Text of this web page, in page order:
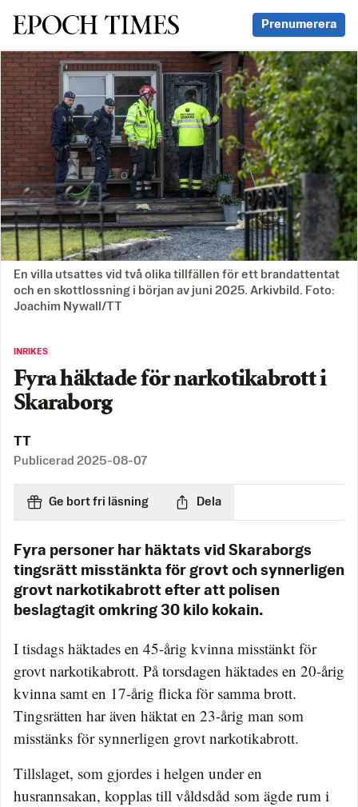
Svenska Epoch Times Prenumerera
En villa utsattes vid två olika tillfällen för ett brandattentat
och en skottlossning i början av juni 2025. Arkivbild. Foto:
Joachim Nywall/TT
INRIKES
Fyra häktade för narkotikabrott i
Skaraborg
TT
Publicerad 2025-08-07
Ge bort fri läsning Dela
Fyra personer har häktats vid Skaraborgs
tingsrätt misstänkta för grovt och synnerligen
grovt narkotikabrott efter att polisen
beslagtagit omkring 30 kilo kokain.
I tisdags häktades en 45-årig kvinna misstänkt för
grovt narkotikabrott. På torsdagen häktades en 20-årig
kvinna samt en 17-årig flicka för samma brott.
Tingsrätten har även häktat en 23-årig man som
misstänks för synnerligen grovt narkotikabrott.
Tillslaget, som gjordes i helgen under en
husrannsakan, kopplas till våldsdåd som ägde rum i